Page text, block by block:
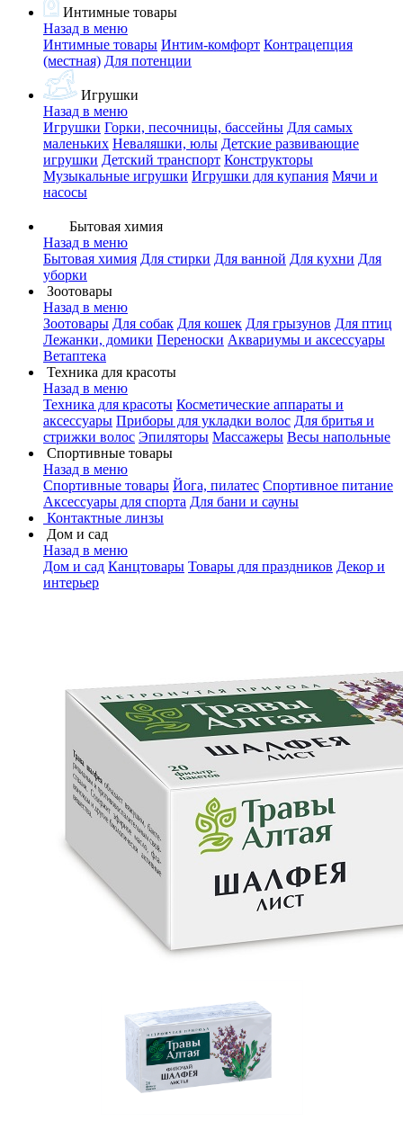
Интимные товары
Назад в меню
Интимные товары Интим-комфорт Контрацепция
(местная) Для потенции
Игрушки
Назад в меню
Игрушки Горки, песочницы, бассейны Для самых
маленьких Неваляшки, юлы Детские развивающие
игрушки Детский транспорт Конструкторы
Музыкальные игрушки Игрушки для купания Мячи и
насосы
Бытовая химия
Назад в меню
Бытовая химия Для стирки Для ванной Для кухни Для
уборки
Зоотовары
Назад в меню
Зоотовары Для собак Для кошек Для грызунов Для птиц
Лежанки, домики Переноски Аквариумы и аксессуары
Ветаптека
Техника для красоты
Назад в меню
Техника для красоты Косметические аппараты и
аксессуары Приборы для укладки волос Для бритья и
стрижки волос Эпиляторы Массажеры Весы напольные
Спортивные товары
Назад в меню
Спортивные товары Йога, пилатес Спортивное питание
Аксессуары для спорта Для бани и сауны
Контактные линзы
Дом и сад
Назад в меню
Дом и сад Канцтовары Товары для праздников Декор и
интерьер